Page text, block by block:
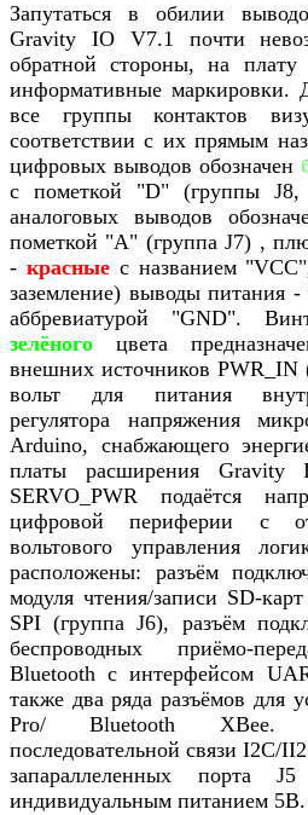
Запутаться в обилии
Gravity IO V7.1 почти
обратной стороны, на плату
информативные маркировки.
все группы контактов
соответствии с их прямым
цифровых выводов обозначен
с пометкой "D" (группы
аналоговых выводов
пометкой "А" (группа J7) ,
- красныес названием
заземление) выводы питания -
аббревиатурой "GND".
зелёного цвета
внешних источников PWR_IN
вольт для питания
регулятора напряжения
Arduino, снабжающего
платы расширения
SERVO_PWR подаётся
цифровой периферии с
вольтового управления
расположены: разъём
модуля чтения/записи SD-
SPI (группа J6), разъём
беспроводных приёмо-
Bluetooth с интерфейсом
также два ряда разъёмов для
Pro/ Bluetooth XBee.
последовательной связи I2C/
запараллеленных
индивидуальным питанием 5В.